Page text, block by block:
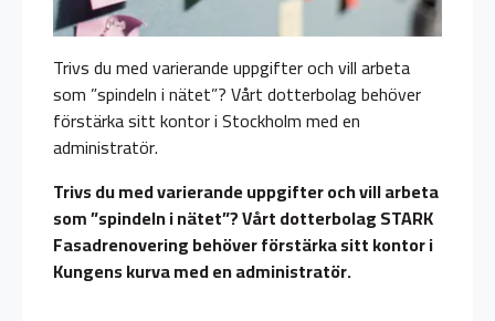
Trivs du med varierande uppgifter och vill arbeta
som ”spindeln i nätet”? Vårt dotterbolag behöver
förstärka sitt kontor i Stockholm med en
administratör.
Trivs du med varierande uppgifter och vill arbeta
som ”spindeln i nätet”? Vårt dotterbolag STARK
Fasadrenovering behöver förstärka sitt kontor i
Kungens kurva med en administratör.